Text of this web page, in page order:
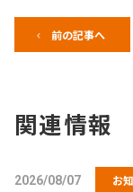
前の記事へ
関連情報
2026/08/07 お